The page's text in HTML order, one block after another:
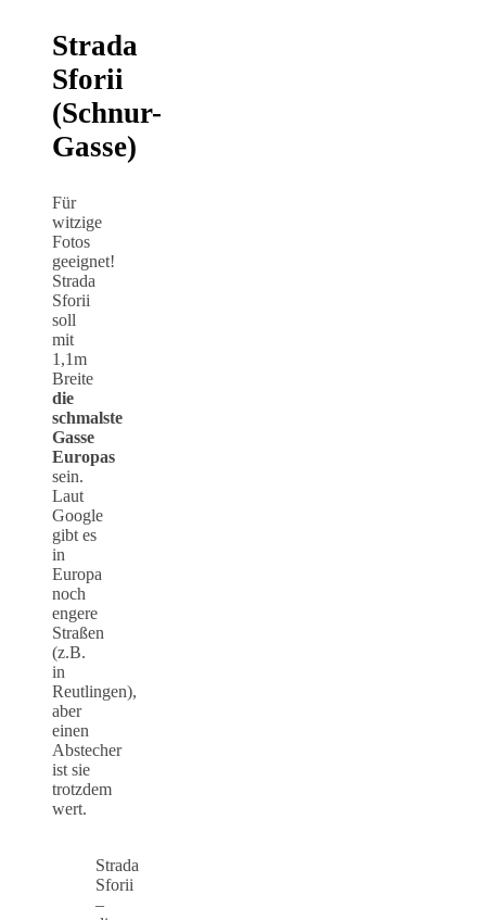
Strada
Sforii
(Schnur-
Gasse)
Für
witzige
Fotos
geeignet!
Strada
Sforii
soll
mit
1,1m
Breite
die
schmalste
Gasse
Europas
sein.
Laut
Google
gibt es
in
Europa
noch
engere
Straßen
(z.B.
in
Reutlingen),
aber
einen
Abstecher
ist sie
trotzdem
wert.
Strada
Sforii
–